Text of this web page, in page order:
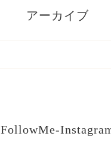
アーカイブ
FollowMe-